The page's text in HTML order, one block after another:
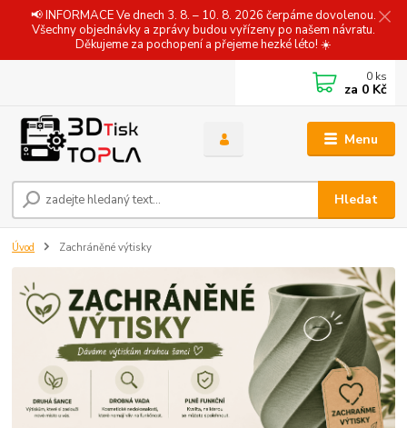
📢 INFORMACE Ve dnech 3. 8. – 10. 8. 2026 čerpáme dovolenou.
Všechny objednávky a zprávy budou vyřízeny po našem návratu.
Děkujeme za pochopení a přejeme hezké léto! ☀️
Menu
Hledat
0 ks
za 0 Kč
Úvod Zachráněné výtisky